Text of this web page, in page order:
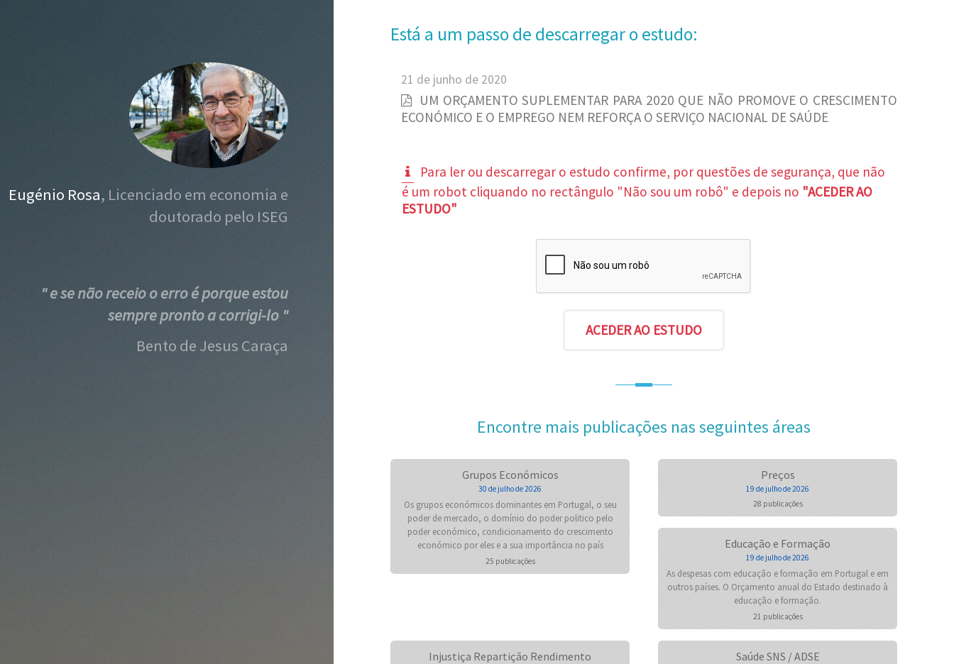
Eugénio Rosa, Licenciado em economia e
doutorado pelo ISEG
" e se não receio o erro é porque estou
sempre pronto a corrigi-lo "
Bento de Jesus Caraça
Está a um passo de descarregar o estudo:
21 de junho de 2020
UM ORÇAMENTO SUPLEMENTAR PARA 2020 QUE NÃO PROMOVE O CRESCIMENTO
ECONÓMICO E O EMPREGO NEM REFORÇA O SERVIÇO NACIONAL DE SAÚDE
Para ler ou descarregar o estudo confirme, por questões de segurança, que não
é um robot cliquando no rectângulo "Não sou um robô" e depois no "ACEDER AO
ESTUDO"
Encontre mais publicações nas seguintes áreas
Grupos Económicos
30 de julho de 2026
Os grupos económicos dominantes em Portugal, o seu
poder de mercado, o domínio do poder politico pelo
poder económico, condicionamento do crescimento
económico por eles e a sua importância no país
25 publicações
Preços
19 de julho de 2026
28 publicações
Educação e Formação
19 de julho de 2026
As despesas com educação e formação em Portugal e em
outros países. O Orçamento anual do Estado destinado à
educação e formação.
21 publicações
Injustiça Repartição Rendimento Saúde SNS / ADSE